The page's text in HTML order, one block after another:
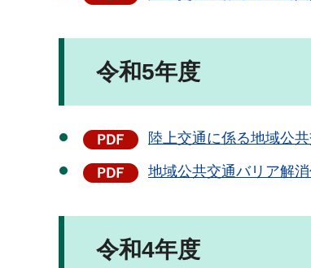
令和5年度
陸上交通に係る地域公
地域公共交通バリア解
令和4年度